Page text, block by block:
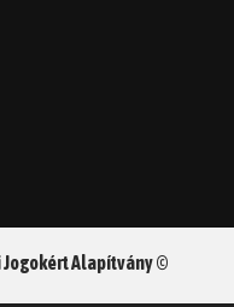
Alapítvány ©